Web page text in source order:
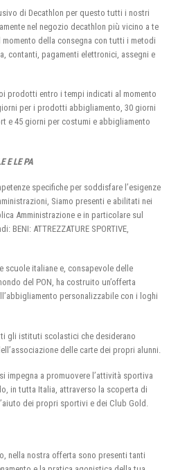
di Decathlon per questo tutti i nostri
nel negozio decathlon più vicino a te
della consegna con tutti i metodi
contanti, pagamenti elettronici, assegni e
prodotti entro i tempi indicati al momento
per i prodotti abbigliamento, 30 giorni
e 45 giorni per costumi e abbigliamento
E LE PA
specifiche per soddisfare l’esigenze
Siamo presenti e abilitati nei
Amministrazione e in particolare sul
BENI: ATTREZZATURE SPORTIVE,
scuole italiane e, consapevole delle
del PON, ha costruito un’offerta
personalizzabile con i loghi
gli istituti scolastici che desiderano
delle carte dei propri alunni.
impegna a promuovere l’attività sportiva
in tutta Italia, attraverso la scoperta di
dei propri sportivi e dei Club Gold.
nella nostra offerta sono presenti tanti